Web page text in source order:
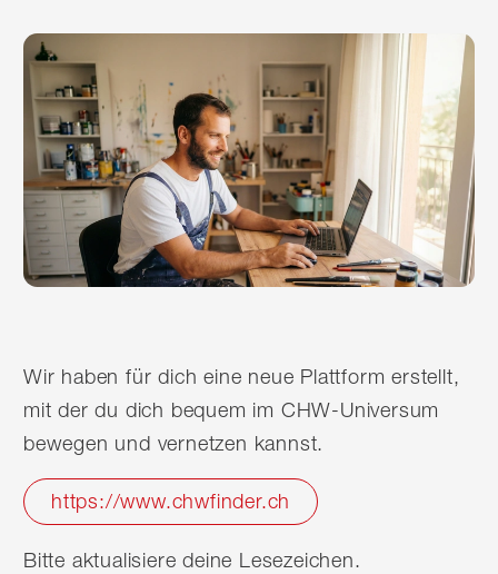
Wir haben für dich eine neue Plattform erstellt,
mit der du dich bequem im CHW-Universum
bewegen und vernetzen kannst.
https://www.chwfinder.ch
Bitte aktualisiere deine Lesezeichen.